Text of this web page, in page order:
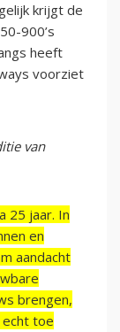
krijgt de
900’s
heeft
voorziet
van
25 jaar. In
en
aandacht
brengen,
toe